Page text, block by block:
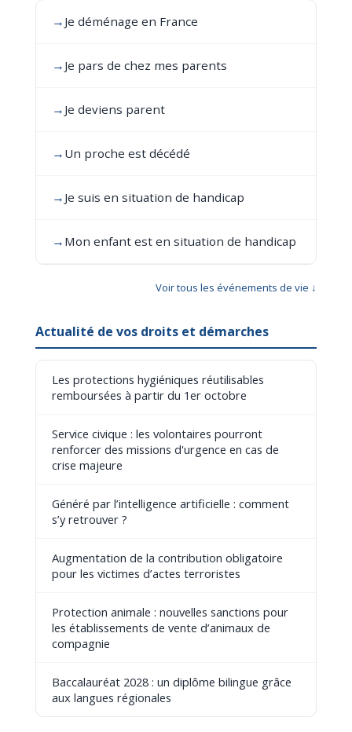
→ Je déménage en France
→ Je pars de chez mes parents
→ Je deviens parent
→ Un proche est décédé
→ Je suis en situation de handicap
→ Mon enfant est en situation de handicap
Voir tous les événements de vie ↓
Actualité de vos droits et démarches
Les protections hygiéniques réutilisables
remboursées à partir du 1er octobre
Service civique : les volontaires pourront
renforcer des missions d'urgence en cas de
crise majeure
Généré par l’intelligence artificielle : comment
s’y retrouver ?
Augmentation de la contribution obligatoire
pour les victimes d’actes terroristes
Protection animale : nouvelles sanctions pour
les établissements de vente d’animaux de
compagnie
Baccalauréat 2028 : un diplôme bilingue grâce
aux langues régionales